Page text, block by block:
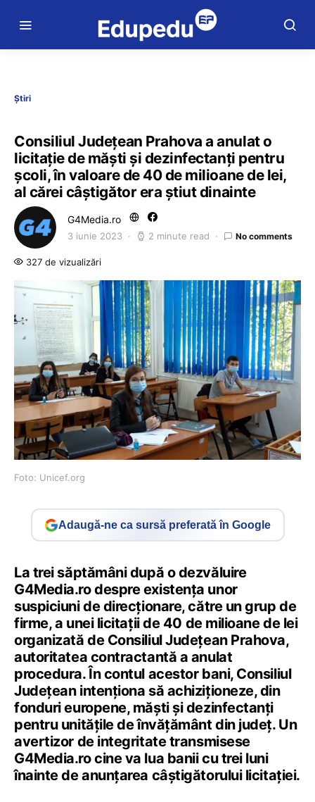
Știri
Consiliul Județean Prahova a anulat o
licitație de măști și dezinfectanți pentru
școli, în valoare de 40 de milioane de lei,
al cărei câștigător era știut dinainte
G4Media.ro
3 iunie 2023 2 minute read No comments
327 de vizualizări
Foto: Unicef.org
Adaugă-ne ca sursă preferată în Google
La trei săptămâni după o dezvăluire
G4Media.ro despre existența unor
suspiciuni de direcționare, către un grup de
firme, a unei licitații de 40 de milioane de lei
organizată de Consiliul Județean Prahova,
autoritatea contractantă a anulat
procedura. În contul acestor bani, Consiliul
Județean intenționa să achiziționeze, din
fonduri europene, măști și dezinfectanți
pentru unitățile de învățământ din județ. Un
avertizor de integritate transmisese
G4Media.ro cine va lua banii cu trei luni
înainte de anunțarea câștigătorului licitației.